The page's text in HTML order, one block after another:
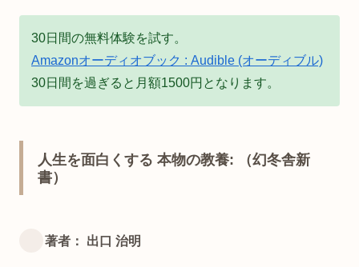
30日間の無料体験を試す。
Amazonオーディオブック : Audible (オーディブル)
30日間を過ぎると月額1500円となります。
人生を面白くする 本物の教養: （幻冬舎新
書）
著者： 出口 治明